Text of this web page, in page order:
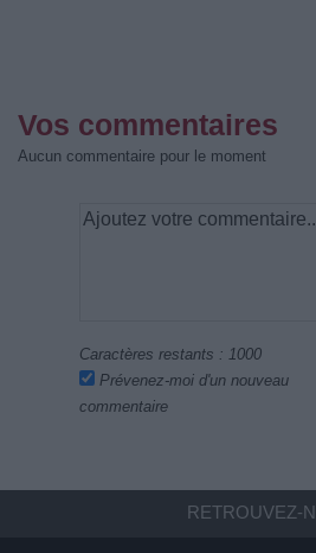
Vos commentaires
Aucun commentaire pour le moment
Caractères restants : 1000
Prévenez-moi d'un nouveau
commentaire
RETROUVEZ-